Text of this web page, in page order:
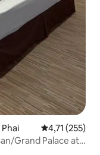
4,71 de uma
4,71 (255)
Grand Palace até